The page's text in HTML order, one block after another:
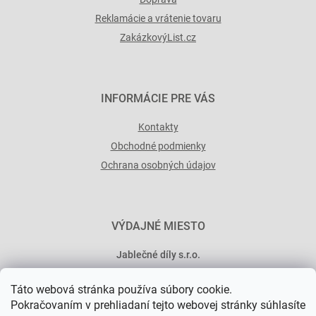
Táto webová stránka používa súbory cookie.
Pokračovaním v prehliadaní tejto webovej stránky súhlasíte
Reklamácie a vrátenie tovaru
ZakázkovýList.cz
INFORMÁCIE PRE VÁS
Kontakty
Obchodné podmienky
Ochrana osobných údajov
VÝDAJNÉ MIESTO
Jablečné díly s.r.o.
101 00 Praha 10